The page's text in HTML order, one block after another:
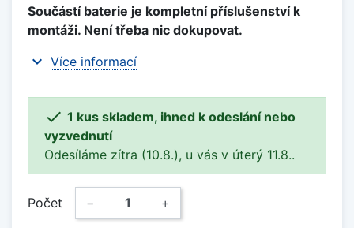
Součástí baterie je kompletní příslušenství k
montáži. Není třeba nic dokupovat.
expand_more Více informací
 1 kus skladem, ihned k odeslání nebo
vyzvednutí
Odesíláme zítra (10.8.), u vás v úterý 11.8..
Počet − +